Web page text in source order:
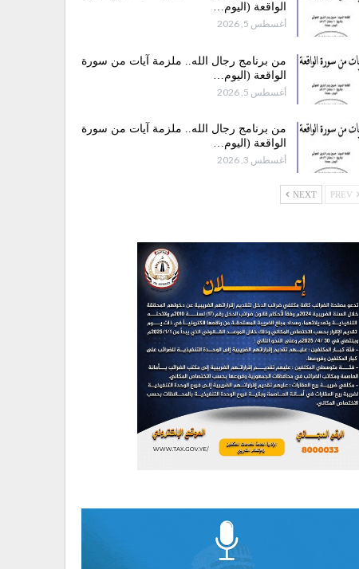
الواقعة (اليوم…
أغسطس 5, 2026
من برنامج رجال الله.. ملزمة آيات من سورة
الواقعة (اليوم…
أغسطس 5, 2026
من برنامج رجال الله.. ملزمة آيات من سورة
الواقعة (اليوم…
أغسطس 3, 2026
NEXT